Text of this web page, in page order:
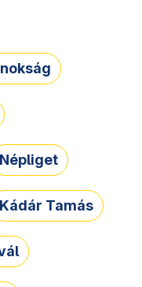
Népliget
Kádár Tamás